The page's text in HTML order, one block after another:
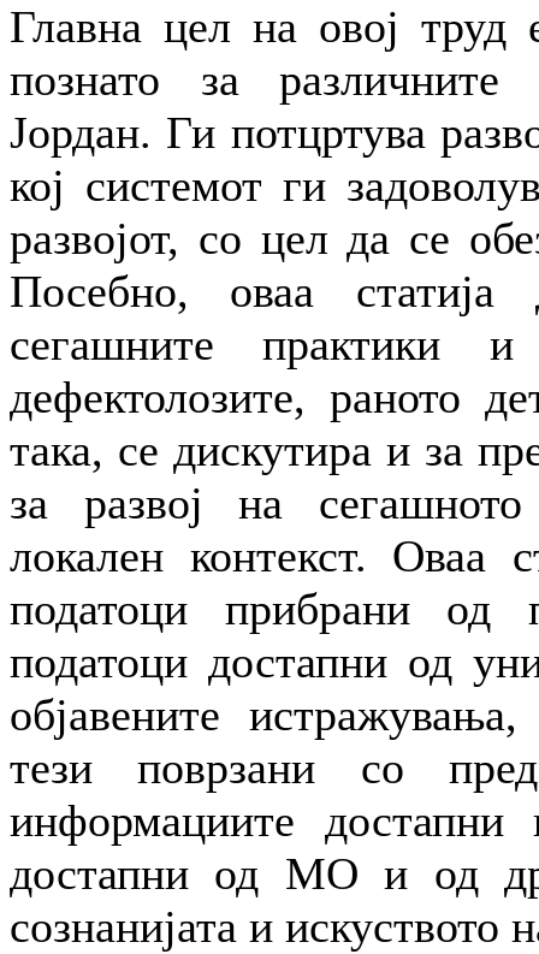
Главна цел на овој
познато за
Јордан. Ги потцртува
кој системот ги
развојот, со цел да се
Посебно, оваа статија
сегашните практики
дефектолозите, раното
така, се дискутира и за
за развој на
локален контекст. Оваа
податоци прибрани од
податоци достапни од
објавените
тези поврзани со
информациите достапни
достапни од МО и од
сознанијата и искуството